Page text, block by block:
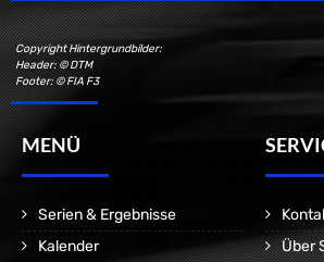
Copyright Hintergrundbilder:
Header: © DTM
Footer: © FIA F3
MENÜ
Serien & Ergebnisse
Kalender
Über